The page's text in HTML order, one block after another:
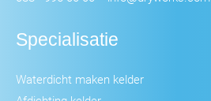
Specialisatie
Waterdicht maken kelder